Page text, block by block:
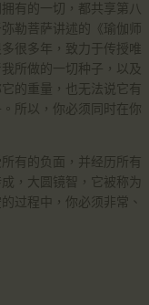
有的一切，都共享第八
勒菩萨讲述的《瑜伽师
很多年，致力于传授唯
所做的一切种子，以及
的重量，也无法说它有
所以，你必须同时在你
有的负面，并经历所有
，大圆镜智，它被称为
过程中，你必须非常、